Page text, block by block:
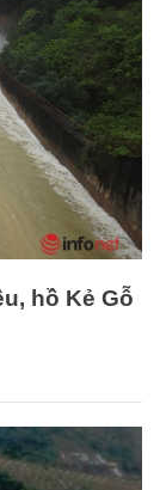
hồ Kẻ Gỗ